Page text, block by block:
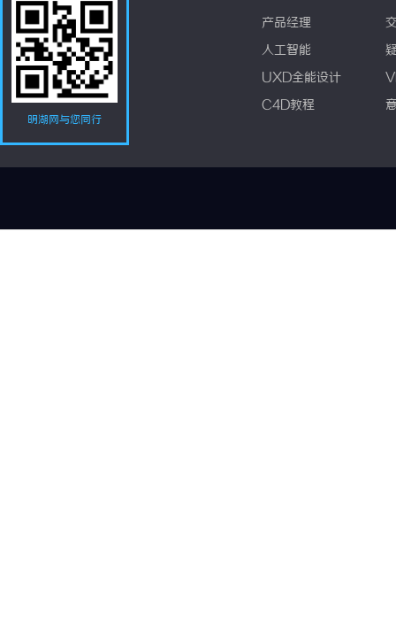
明湖网与您同行
产品经理
人工智能
UXD全能设计
C4D教程